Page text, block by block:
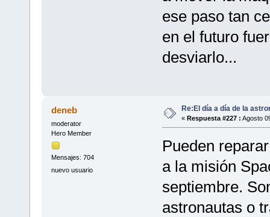
ese paso tan
en el futuro
desviarlo...
deneb
moderator
Hero Member
Mensajes: 704
nuevo usuario
Re:El día a día de la
« Respuesta #227 : Agosto
Pueden
a la misión
septiembre.
astronautas o